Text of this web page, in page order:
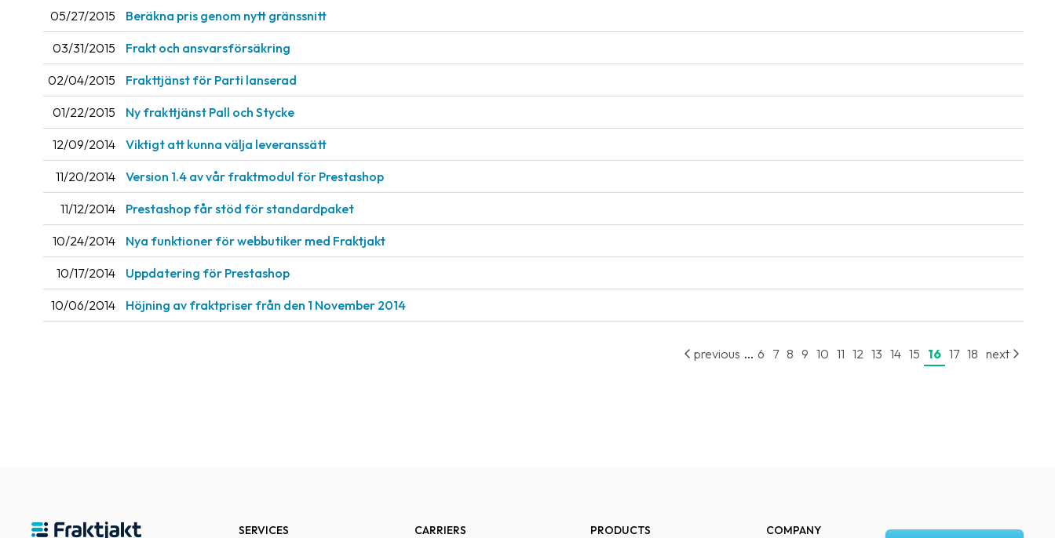
05/27/2015 Beräkna pris genom nytt gränssnitt
03/31/2015 Frakt och ansvarsförsäkring
02/04/2015 Frakttjänst för Parti lanserad
01/22/2015 Ny frakttjänst Pall och Stycke
12/09/2014 Viktigt att kunna välja leveranssätt
11/20/2014 Version 1.4 av vår fraktmodul för Prestashop
11/12/2014 Prestashop får stöd för standardpaket
10/24/2014 Nya funktioner för webbutiker med Fraktjakt
10/17/2014 Uppdatering för Prestashop
10/06/2014 Höjning av fraktpriser från den 1 November 2014
previous ... 6 7 8 9 10 11 12 13 14 15 16 17 18 next
SERVICES CARRIERS PRODUCTS COMPANY